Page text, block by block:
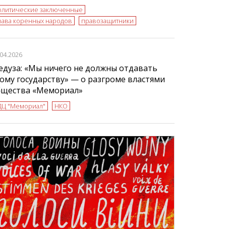
заключенные
коренных народов
правозащитники
«Мы ничего не должны отдавать
государству» — о разгроме властями
«Мемориал»
"Мемориал" НКО